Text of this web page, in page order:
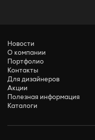
Новости
О компании
Портфолио
Контакты
Для дизайнеров
Акции
Полезная информация
Каталоги